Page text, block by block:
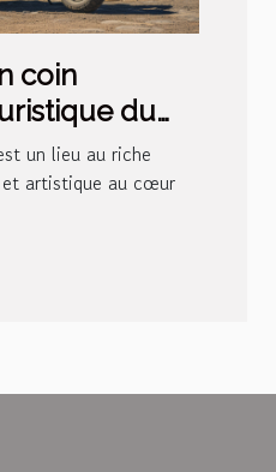
coin
du
un lieu au riche
artistique au cœur